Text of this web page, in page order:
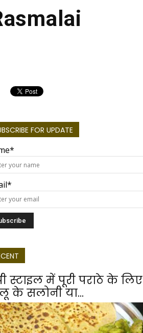
FOR UPDATE
स्टाइल में पूरी पराठे के लिए
के सलोनी या...